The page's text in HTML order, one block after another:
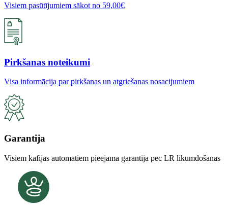
Visiem pasūtījumiem sākot no 59,00€
Pirkšanas noteikumi
Visa informācija par pirkšanas un atgriešanas nosacijumiem
Garantija
Visiem kafijas automātiem pieejama garantija pēc LR likumdošanas